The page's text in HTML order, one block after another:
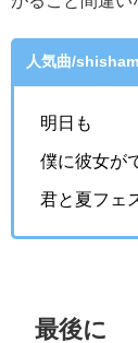
人気曲/
明日も
僕に彼女が
君と夏フェ
最後に